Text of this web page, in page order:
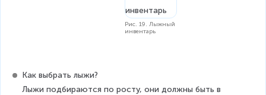
Рис. 19. Лыжный
инвентарь
Как выбрать лыжи?
Лыжи подбираются по росту, они должны быть в